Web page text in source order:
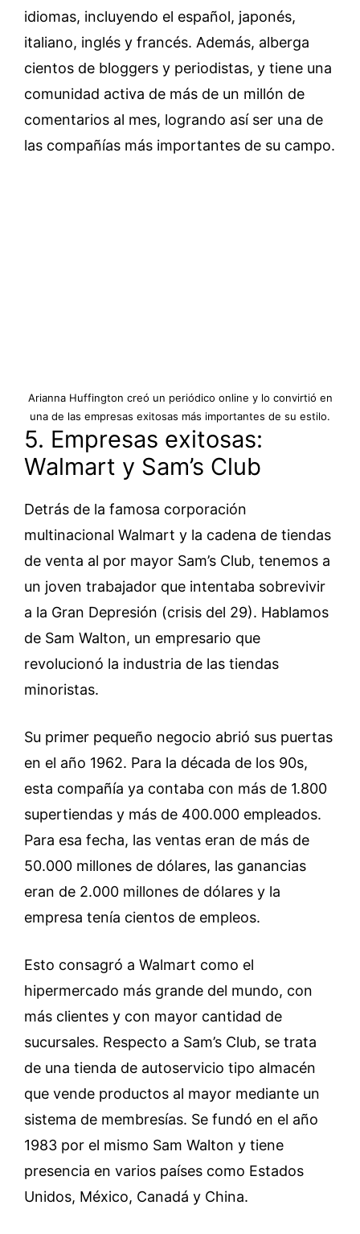
idiomas, incluyendo el español, japonés,
italiano, inglés y francés. Además, alberga
cientos de bloggers y periodistas, y tiene una
comunidad activa de más de un millón de
comentarios al mes, logrando así ser una de
las compañías más importantes de su campo.
Arianna Huffington creó un periódico online y lo convirtió en
una de las empresas exitosas más importantes de su estilo.
5. Empresas exitosas:
Walmart y Sam’s Club
Detrás de la famosa corporación
multinacional Walmart y la cadena de tiendas
de venta al por mayor Sam’s Club, tenemos a
un joven trabajador que intentaba sobrevivir
a la Gran Depresión (crisis del 29). Hablamos
de Sam Walton, un empresario que
revolucionó la industria de las tiendas
minoristas.
Su primer pequeño negocio abrió sus puertas
en el año 1962. Para la década de los 90s,
esta compañía ya contaba con más de 1.800
supertiendas y más de 400.000 empleados.
Para esa fecha, las ventas eran de más de
50.000 millones de dólares, las ganancias
eran de 2.000 millones de dólares y la
empresa tenía cientos de empleos.
Esto consagró a Walmart como el
hipermercado más grande del mundo, con
más clientes y con mayor cantidad de
sucursales. Respecto a Sam’s Club, se trata
de una tienda de autoservicio tipo almacén
que vende productos al mayor mediante un
sistema de membresías. Se fundó en el año
1983 por el mismo Sam Walton y tiene
presencia en varios países como Estados
Unidos, México, Canadá y China.